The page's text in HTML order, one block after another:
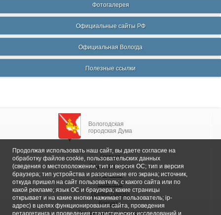
Фотогалерея
Официальные сайты РФ
Официальная Вологда
Полезные ссылки
Вологодская
городская Дума
Главная
Общие сведения
Депутаты
Комитеты
График приема
Контакты
Депутатские объединения
Продолжая использовать наш сайт, вы даете согласие на
обработку файлов cookie, пользовательских данных
(сведения о местоположении; тип и версия ОС; тип и версия
браузера; тип устройства и разрешение его экрана; источник,
откуда пришел на сайт пользователь; с какого сайта или по
какой рекламе; язык ОС и браузера; какие страницы
открывает и на какие кнопки нажимает пользователь; ip-
адрес) в целях функционирования сайта, проведения
ретаргетинга и проведения статистических исследований и